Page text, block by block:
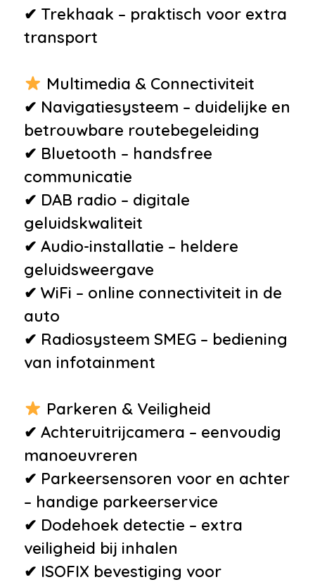
✔ Trekhaak – praktisch voor extra
transport
Multimedia & Connectiviteit
✔ Navigatiesysteem – duidelijke en
betrouwbare routebegeleiding
✔ Bluetooth – handsfree
communicatie
✔ DAB radio – digitale
geluidskwaliteit
✔ Audio-installatie – heldere
geluidsweergave
✔ WiFi – online connectiviteit in de
auto
✔ Radiosysteem SMEG – bediening
van infotainment
Parkeren & Veiligheid
✔ Achteruitrijcamera – eenvoudig
manoeuvreren
✔ Parkeersensoren voor en achter
– handige parkeerservice
✔ Dodehoek detectie – extra
veiligheid bij inhalen
✔ ISOFIX bevestiging voor